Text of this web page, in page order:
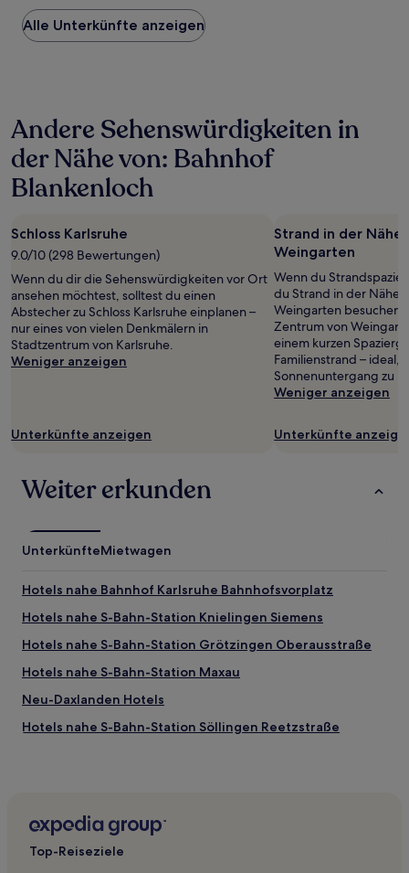
Preis
pro
Nacht,
24 Stunden
für
einen
Aufenthalt
mit
2 Erwachsenen
gefunden
wurde.
Preise
und
Verfügbarkeiten
können
sich
ändern.
Bedingungen
Alle Unterkünfte anzeigen
Andere Sehenswürdigkeiten in
der Nähe von: Bahnhof
Blankenloch
Schloss Karlsruhe
9.0/10 (298 Bewertungen)
Wenn du dir die Sehenswürdigkeiten vor Ort
ansehen möchtest, solltest du einen
Abstecher zu Schloss Karlsruhe einplanen –
nur eines von vielen Denkmälern in
Stadtzentrum von Karlsruhe.
Weniger anzeigen
Unterkünfte anzeigen
Strand in der Nähe
Weingarten
Wenn du
du Strand in der Nähe
Weingarten besuchen,
Zentrum von
einem kurzen
Familienstrand – ideal,
Sonnenuntergang zu
Weniger anzeigen
Unterkünfte
Weiter erkunden
UnterkünfteMietwagen
Hotels nahe Bahnhof Karlsruhe Bahnhofsvorplatz
Hotels nahe S-Bahn-Station Knielingen Siemens
Hotels nahe S-Bahn-Station Grötzingen Oberausstraße
Hotels nahe S-Bahn-Station Maxau
Neu-Daxlanden Hotels
Hotels nahe S-Bahn-Station Söllingen Reetzstraße
Hotels nahe Bahnhof Karlsruhe-Durlach
Alt-Mühlburg Hotels
Top-Reiseziele